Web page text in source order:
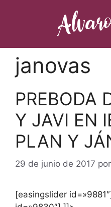
janovas
PREBODA
Y JAVI EN
PLAN Y
29 de junio de 2017 por
[easingslider